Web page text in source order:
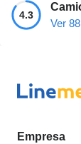
4.3
Ver
Empresa